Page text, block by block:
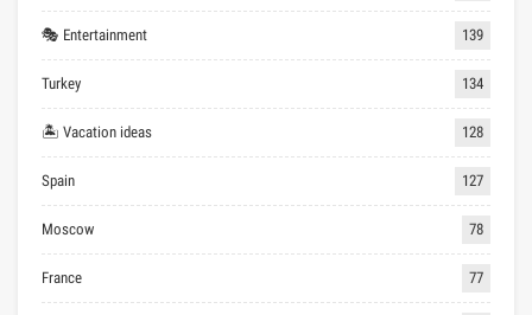
🎭 Entertainment 139
Turkey 134
🏝 Vacation ideas 128
Spain 127
Moscow 78
France 77